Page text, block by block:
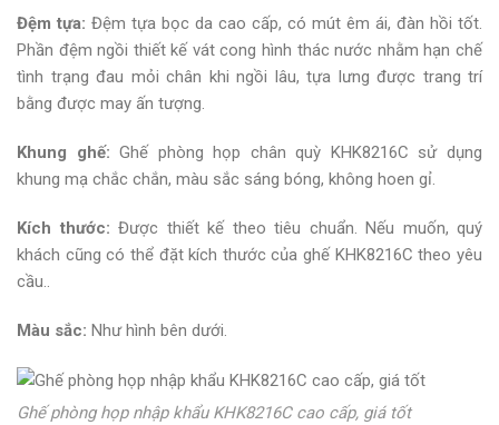
Đệm tựa: Đệm tựa bọc da cao cấp, có mút êm ái, đàn hồi tốt.
Phần đệm ngồi thiết kế vát cong hình thác nước nhằm hạn chế
tình trạng đau mỏi chân khi ngồi lâu, tựa lưng được trang trí
bằng được may ấn tượng.
Khung ghế: Ghế phòng họp chân quỳ KHK8216C sử dụng
khung mạ chắc chắn, màu sắc sáng bóng, không hoen gỉ.
Kích thước: Được thiết kế theo tiêu chuẩn. Nếu muốn, quý
khách cũng có thể đặt kích thước của ghế KHK8216C theo yêu
cầu..
Màu sắc: Như hình bên dưới.
Ghế phòng họp nhập khẩu KHK8216C cao cấp, giá tốt